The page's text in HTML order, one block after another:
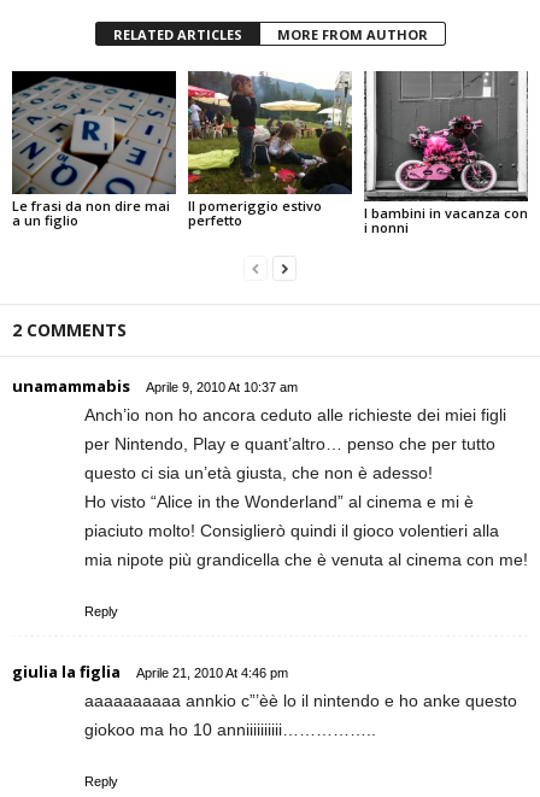
RELATED ARTICLES MORE FROM AUTHOR
Le frasi da non dire mai
a un figlio
Il pomeriggio estivo
perfetto
I bambini in vacanza con
i nonni
2 COMMENTS
unamammabis Aprile 9, 2010 At 10:37 am
Anch’io non ho ancora ceduto alle richieste dei miei figli
per Nintendo, Play e quant’altro… penso che per tutto
questo ci sia un’età giusta, che non è adesso!
Ho visto “Alice in the Wonderland” al cinema e mi è
piaciuto molto! Consiglierò quindi il gioco volentieri alla
mia nipote più grandicella che è venuta al cinema con me!
Reply
giulia la figlia Aprile 21, 2010 At 4:46 pm
aaaaaaaaaa annkio c”’èè lo il nintendo e ho anke questo
giokoo ma ho 10 anniiiiiiiiii……………..
Reply